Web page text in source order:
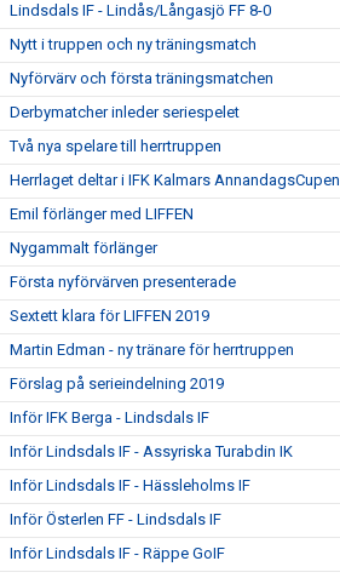
Lindsdals IF - Lindås/Långasjö FF 8-0
Nytt i truppen och ny träningsmatch
Nyförvärv och första träningsmatchen
Derbymatcher inleder seriespelet
Två nya spelare till herrtruppen
Herrlaget deltar i IFK Kalmars AnnandagsCupen
Emil förlänger med LIFFEN
Nygammalt förlänger
Första nyförvärven presenterade
Sextett klara för LIFFEN 2019
Martin Edman - ny tränare för herrtruppen
Förslag på serieindelning 2019
Inför IFK Berga - Lindsdals IF
Inför Lindsdals IF - Assyriska Turabdin IK
Inför Lindsdals IF - Hässleholms IF
Inför Österlen FF - Lindsdals IF
Inför Lindsdals IF - Räppe GoIF